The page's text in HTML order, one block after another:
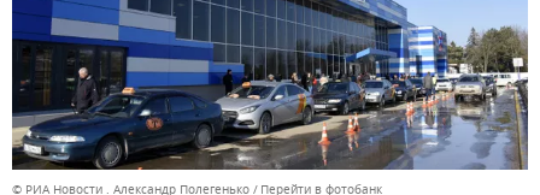
© РИА Новости . Александр Полегенько Перейти в фотобанк